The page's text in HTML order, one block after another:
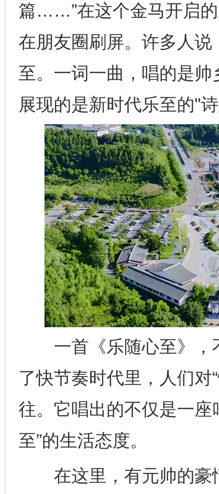
篇……”在这个金马开启
在朋友圈刷屏。许多人
至。一词一曲，唱的是
展现的是新时代乐至的"
一首《乐随心至》，
了快节奏时代里，人们对
往。它唱出的不仅是一座
至”的生活态度。
在这里，有元帅的豪
网上购药对药下症？